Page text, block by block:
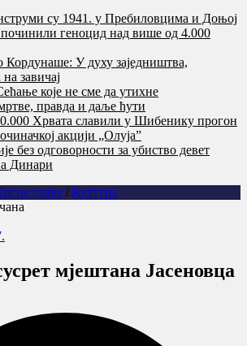
су 1941. у Пребиловцима и Доњој
геноцид над више од 4.000
Кордунаше: У духу заједништва,
завичај
које не сме да утихне
правда и даље ћути
Хрвата славили у Шибенику прогон
акцији „Олуја”
без одговорности за убиство девет
Динари
славе / Култура
мјештана Јaсеновца